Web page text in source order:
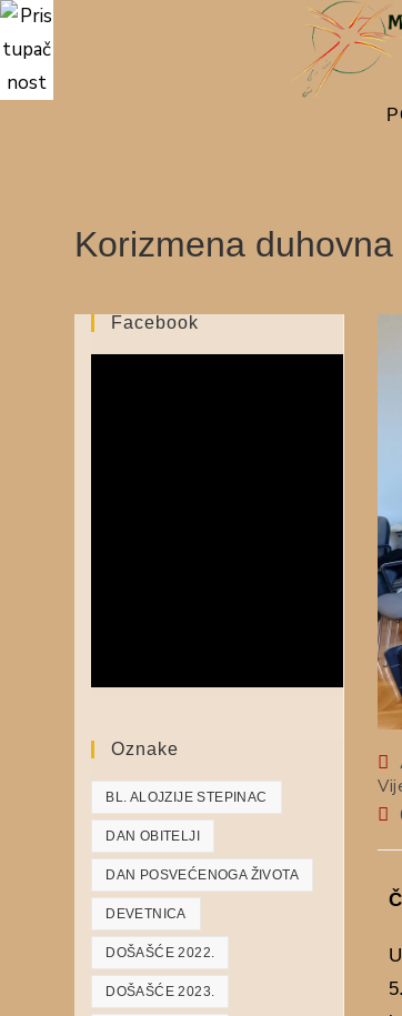
Korizmena
Facebook
Oznake
BL. ALOJZIJE STEPINAC
DAN OBITELJI
DAN POSVEĆENOGA ŽIVOTA
DEVETNICA
DOŠAŠĆE 2022.
DOŠAŠĆE 2023.